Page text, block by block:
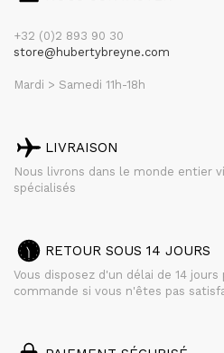
+32 (0)2 893 90 30
store@hubertybreyne.com
Mardi > Samedi 11h-18h
LIVRAISON
Nous livrons dans le monde entier
spécialisés
RETOUR SOUS 14 JOURS
Vous disposez d'un délai de 14
commande si vous n'êtes pas